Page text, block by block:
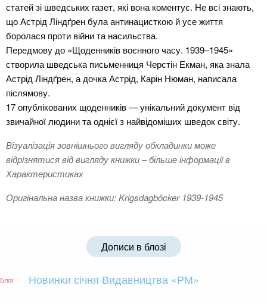
статей зі шведських газет, які вона коментує. Не всі знають,
що Астрід Ліндґрен була антинацисткою й усе життя
боролася проти війни та насильства.
Передмову до «Щоденників воєнного часу. 1939–1945»
створила шведська письменниця Черстін Екман, яка знала
Астрід Ліндґрен, а дочка Астрід, Карін Нюман, написала
післямову.
17 опублікованих щоденників — унікальний документ від
звичайної людини та однієї з найвідоміших шведок світу.
Візуалізація зовнішнього вигляду обкладинки може
відрізнятися від вигляду книжки – більше інформації в
Характеристиках
Оригінальна назва книжки: Krigsdagböcker 1939-1945
Дописи в блозі
Блог Новинки січня Видавництва «РМ»